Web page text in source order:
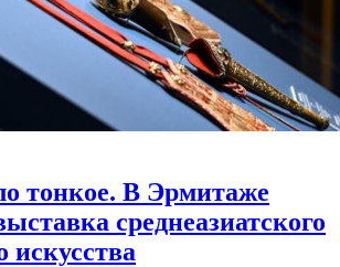
тонкое. В Эрмитаже
среднеазиатского
искусства